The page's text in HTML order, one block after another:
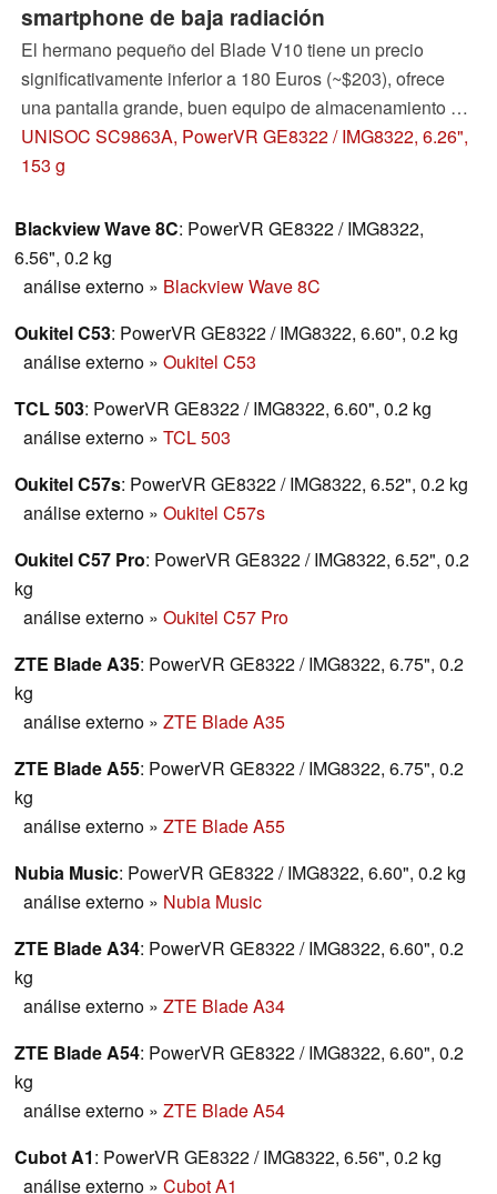
smartphone de baja radiación
El hermano pequeño del Blade V10 tiene un precio
significativamente inferior a 180 Euros (~$203), ofrece
una pantalla grande, buen equipo de almacenamiento y
el actual Android 9.0 Pie, pero hace algunos
compromisos en términos de la cámara.
UNISOC SC9863A, PowerVR GE8322 / IMG8322, 6.26",
153 g
Blackview Wave 8C: PowerVR GE8322 / IMG8322,
6.56", 0.2 kg
análise externo » Blackview Wave 8C
Oukitel C53: PowerVR GE8322 / IMG8322, 6.60", 0.2 kg
análise externo » Oukitel C53
TCL 503: PowerVR GE8322 / IMG8322, 6.60", 0.2 kg
análise externo » TCL 503
Oukitel C57s: PowerVR GE8322 / IMG8322, 6.52", 0.2 kg
análise externo » Oukitel C57s
Oukitel C57 Pro: PowerVR GE8322 / IMG8322, 6.52", 0.2
kg
análise externo » Oukitel C57 Pro
ZTE Blade A35: PowerVR GE8322 / IMG8322, 6.75", 0.2
kg
análise externo » ZTE Blade A35
ZTE Blade A55: PowerVR GE8322 / IMG8322, 6.75", 0.2
kg
análise externo » ZTE Blade A55
Nubia Music: PowerVR GE8322 / IMG8322, 6.60", 0.2 kg
análise externo » Nubia Music
ZTE Blade A34: PowerVR GE8322 / IMG8322, 6.60", 0.2
kg
análise externo » ZTE Blade A34
ZTE Blade A54: PowerVR GE8322 / IMG8322, 6.60", 0.2
kg
análise externo » ZTE Blade A54
Cubot A1: PowerVR GE8322 / IMG8322, 6.56", 0.2 kg
análise externo » Cubot A1